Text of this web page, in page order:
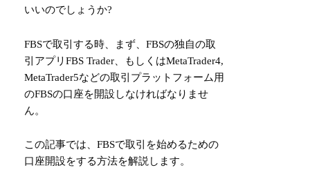
いいのでしょうか?
FBSで取引する時、まず、FBSの独自の取
引アプリFBS Trader、もしくはMetaTrader4,
MetaTrader5などの取引プラットフォーム用
のFBSの口座を開設しなければなりませ
ん。
この記事では、FBSで取引を始めるための
口座開設をする方法を解説します。